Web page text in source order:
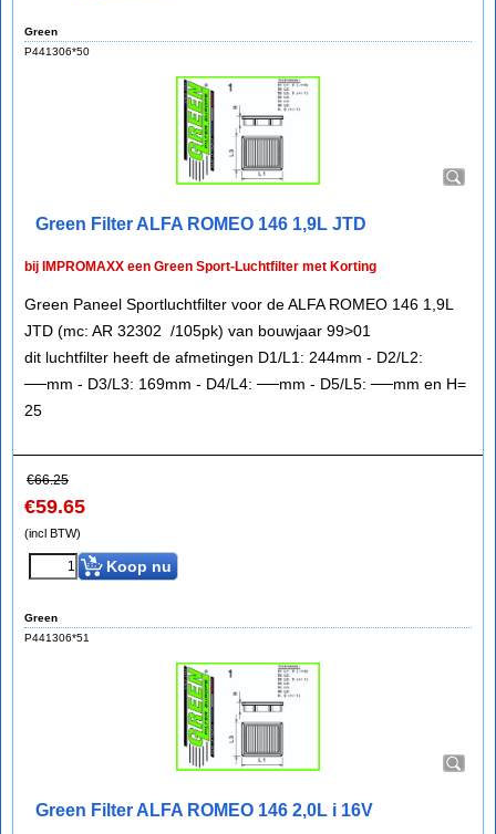
Green
P441306*50
Green Filter ALFA ROMEO 146 1,9L JTD
bij IMPROMAXX een Green Sport-Luchtfilter met Korting
Green Paneel Sportluchtfilter voor de ALFA ROMEO 146 1,9L
JTD (mc: AR 32302 /105pk) van bouwjaar 99>01
dit luchtfilter heeft de afmetingen D1/L1: 244mm - D2/L2:
──mm - D3/L3: 169mm - D4/L4: ──mm - D5/L5: ──mm en H=
25
€66.25
€59.65
(incl BTW)
Koop nu
Green
P441306*51
Green Filter ALFA ROMEO 146 2,0L i 16V